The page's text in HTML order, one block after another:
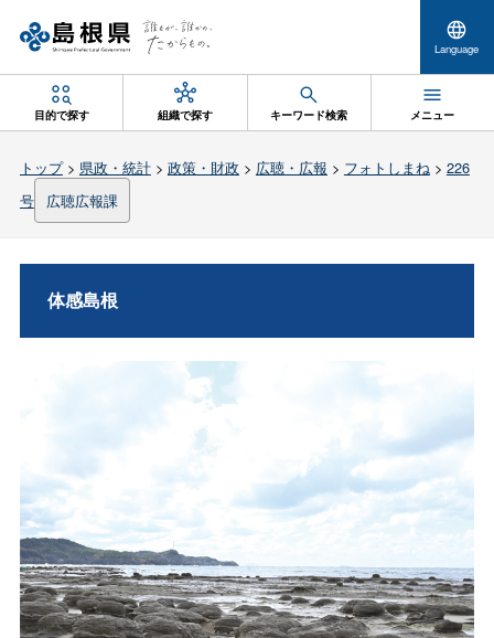
Language
目的で探す 組織で探す キーワード検索 メニュー
トップ> 県政・統計> 政策・財政 > 広聴・広報 > フォトしまね> 226
号
広聴広報課
体感島根